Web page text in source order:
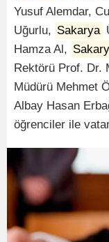
Yusuf Alemdar,
Uğurlu, Sakarya
Hamza Al,
Rektörü Prof. Dr.
Müdürü Mehmet
Albay Hasan
öğrenciler ile